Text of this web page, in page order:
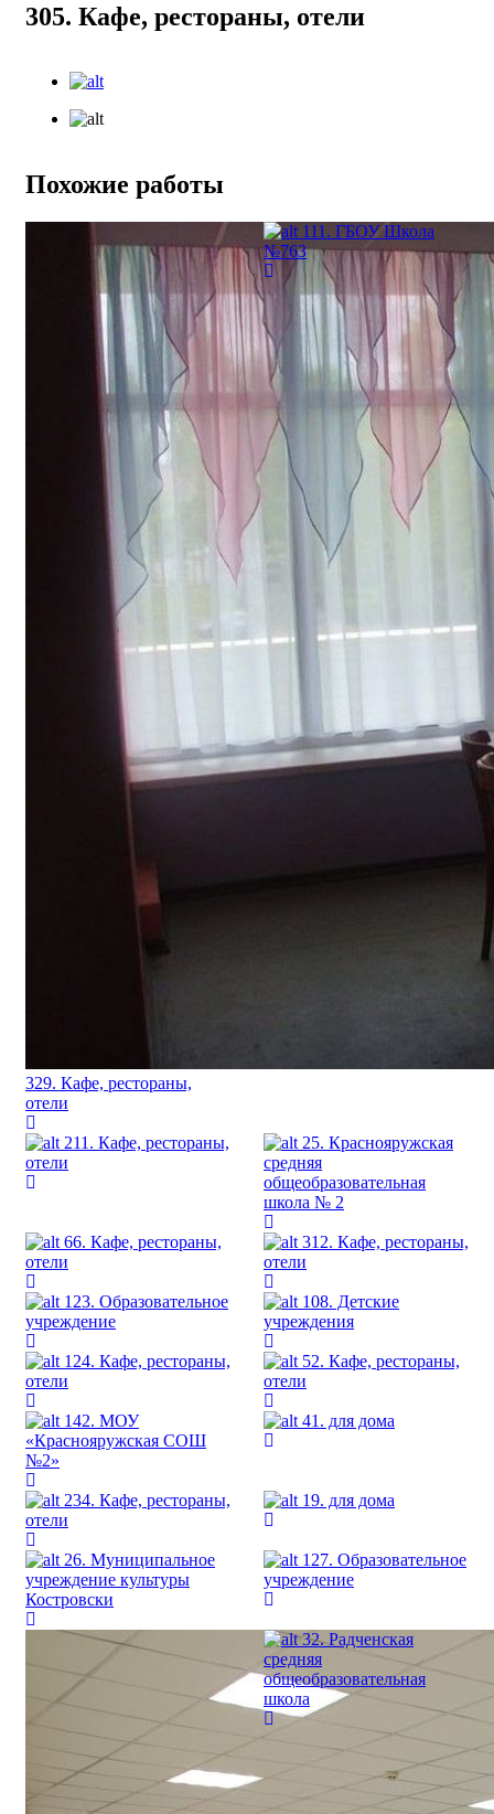
305. Кафе, рестораны, отели
Похожие работы
329. Кафе, рестораны,
отели
111. ГБОУ Школа
№763
211. Кафе, рестораны,
отели
25. Краснояружская
средняя
общеобразовательная
школа № 2
66. Кафе, рестораны,
отели
312. Кафе, рестораны,
отели
123. Образовательное
учреждение
108. Детские
учреждения
124. Кафе, рестораны,
отели
52. Кафе, рестораны,
отели
142. МОУ
«Краснояружская СОШ
№2»
41. для дома
234. Кафе, рестораны,
отели
19. для дома
26. Муниципальное
учреждение культуры
Костровски
127. Образовательное
учреждение
32. Радченская
средняя
общеобразовательная
школа